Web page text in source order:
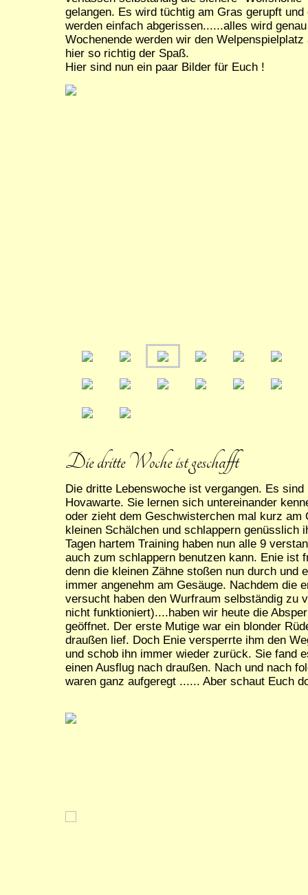
gelangen. Es wird tüchtig am Gras gerupft und
werden einfach abgerissen......alles wird
Wochenende werden wir den
hier so richtig der Spaß.
Hier sind nun ein paar Bilder für Euch !
Die dritte Woche ist geschafft
Die dritte Lebenswoche ist vergangen. Es
Hovawarte. Sie lernen sich untereinander
oder zieht dem Geschwisterchen mal kurz am
kleinen Schälchen und schlappern genüsslich
Tagen hartem Training haben nun alle 9
auch zum schlappern benutzen kann. Enie ist
denn die kleinen Zähne stoßen nun durch und
immer angenehm am Gesäuge. Nachdem die
versucht haben den Wurfraum selbständig zu
nicht funktioniert)....haben wir heute die
geöffnet. Der erste Mutige war ein blonder
draußen lief. Doch Enie versperrte ihm den
und schob ihn immer wieder zurück. Sie fand
einen Ausflug nach draußen. Nach und nach
waren ganz aufgeregt ...... Aber schaut Euch